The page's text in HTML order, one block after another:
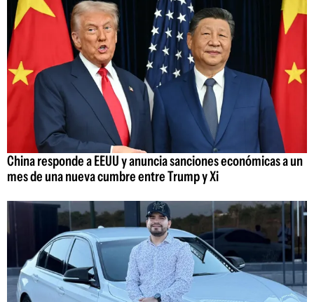
China responde a EEUU y anuncia sanciones económicas a un
mes de una nueva cumbre entre Trump y Xi